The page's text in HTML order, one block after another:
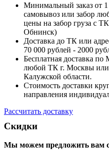
Минимальный заказ от
самовывоз или забор
цены на забор груза с
Обнинск)
Доставка до ТК или
70 000 рублей - 2000
Бесплатная доставка по
любой ТК г. Москвы или
Калужской области.
Стоимость доставки
направления
Рассчитать доставку
Скидки
Мы можем предложить вам